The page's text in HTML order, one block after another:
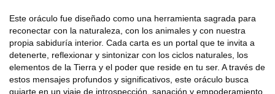
Este oráculo fue diseñado como una herramienta sagrada para
reconectar con la naturaleza, con los animales y con nuestra
propia sabiduría interior. Cada carta es un portal que te invita a
detenerte, reflexionar y sintonizar con los ciclos naturales, los
elementos de la Tierra y el poder que reside en tu ser. A través de
estos mensajes profundos y significativos, este oráculo busca
guiarte en un viaje de introspección, sanación y empoderamiento